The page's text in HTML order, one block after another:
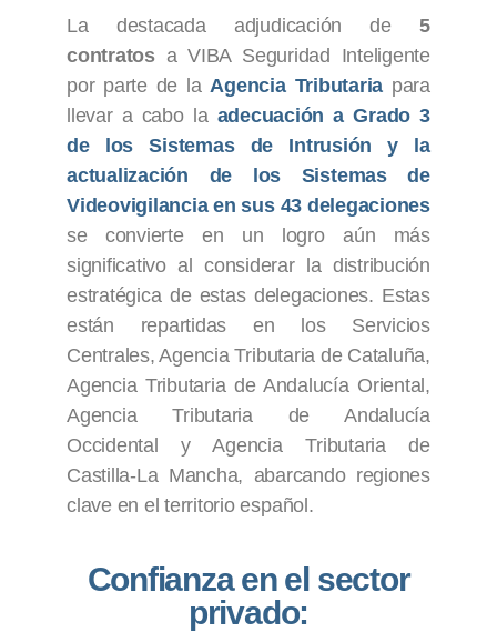
La destacada adjudicación de5
contratosa VIBA Seguridad Inteligente
por parte de laAgencia Tributaria para
llevar a cabo la adecuación a Grado 3
de los Sistemas de Intrusión y la
actualización de los Sistemas de
Videovigilancia en sus 43 delegaciones
se convierte en un logro aún más
significativo al considerar la distribución
estratégica de estas delegaciones. Estas
están repartidas en los Servicios
Centrales, Agencia Tributaria de Cataluña,
Agencia Tributaria de Andalucía Oriental,
Agencia Tributaria de Andalucía
Occidental y Agencia Tributaria de
Castilla-La Mancha, abarcando regiones
clave en el territorio español.
Confianza en el sector
privado: